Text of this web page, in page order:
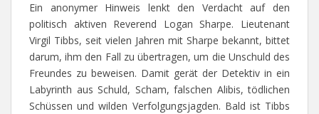
Ein anonymer Hinweis lenkt den Verdacht auf den
politisch aktiven Reverend Logan Sharpe. Lieutenant
Virgil Tibbs, seit vielen Jahren mit Sharpe bekannt, bittet
darum, ihm den Fall zu übertragen, um die Unschuld des
Freundes zu beweisen. Damit gerät der Detektiv in ein
Labyrinth aus Schuld, Scham, falschen Alibis, tödlichen
Schüssen und wilden Verfolgungsjagden. Bald ist Tibbs